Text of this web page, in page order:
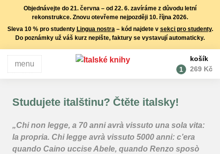
Objednávejte do 21. června – od 22. 6. zavíráme z důvodu letní
rekonstrukce. Znovu otevřeme nejpozději 10. října 2026.
Sleva 10 % pro studenty Lingua nostra– kód najdete v sekci pro studenty.
Do poznámky už váš kurz nepište, faktury se vystavují automaticky.
košík
1ks269 Kč
menu
Studujete italštinu? Čtěte italsky!
„Chi non legge, a 70 anni avrà vissuto una sola vita:
la propria. Chi legge avrà vissuto 5000 anni: c’era
quando Caino uccise Abele, quando Renzo sposò